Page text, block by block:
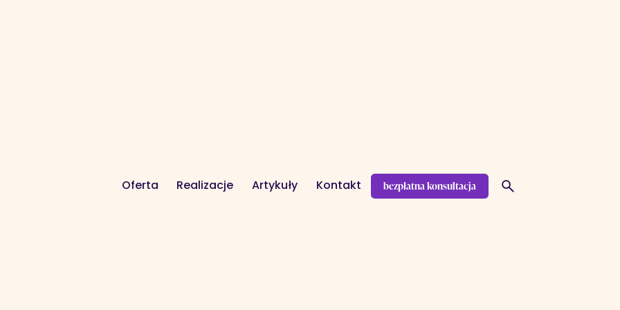
Oferta Realizacje Artykuły Kontakt bezpłatna konsultacja